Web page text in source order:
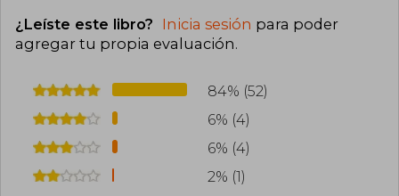
¿Leíste este libro? Inicia sesión para poder
agregar tu propia evaluación.
84% (52)
6% (4)
6% (4)
2% (1)